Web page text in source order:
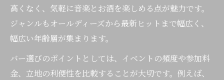
高くなく、気軽に音楽とお酒を楽しめる点が魅力です。
ジャンルもオールディーズから最新ヒットまで幅広く、
幅広い年齢層が集まります。
バー選びのポイントとしては、イベントの頻度や参加料
金、立地の利便性を比較することが大切です。例えば、